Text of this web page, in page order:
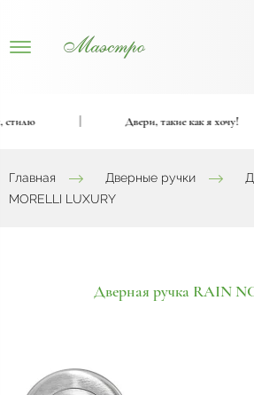
Двери, такие как я хочу!
Главная Дверные ручки
MORELLI LUXURY
Дверная ручка RAIN